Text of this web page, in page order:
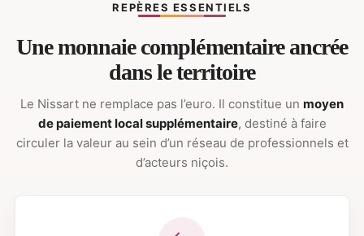
REPÈRES ESSENTIELS
Une monnaie complémentaire ancrée
dans le territoire
Le Nissart ne remplace pas l’euro. Il constitue un moyen
de paiement local supplémentaire, destiné à faire
circuler la valeur au sein d’un réseau de professionnels et
d’acteurs niçois.